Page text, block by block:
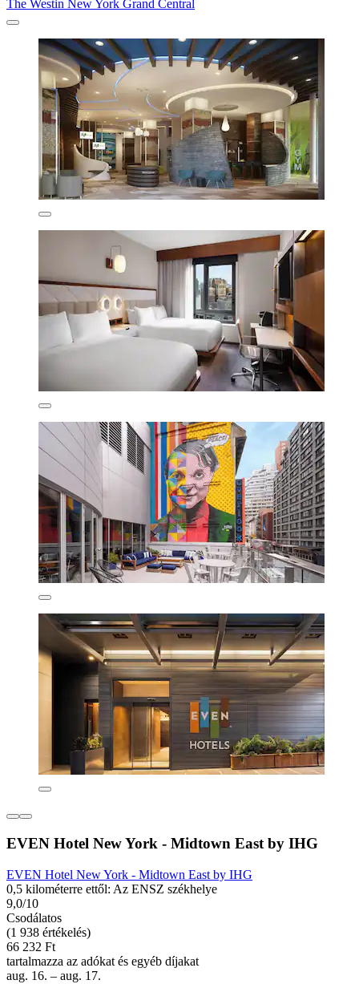
The Westin New York Grand Central
EVEN Hotel New York - Midtown East by IHG
EVEN Hotel New York - Midtown East by IHG
0,5 kilométerre ettől: Az ENSZ székhelye
9,0/10
Csodálatos
(1 938 értékelés)
66 232 Ft
tartalmazza az adókat és egyéb díjakat
aug. 16. – aug. 17.